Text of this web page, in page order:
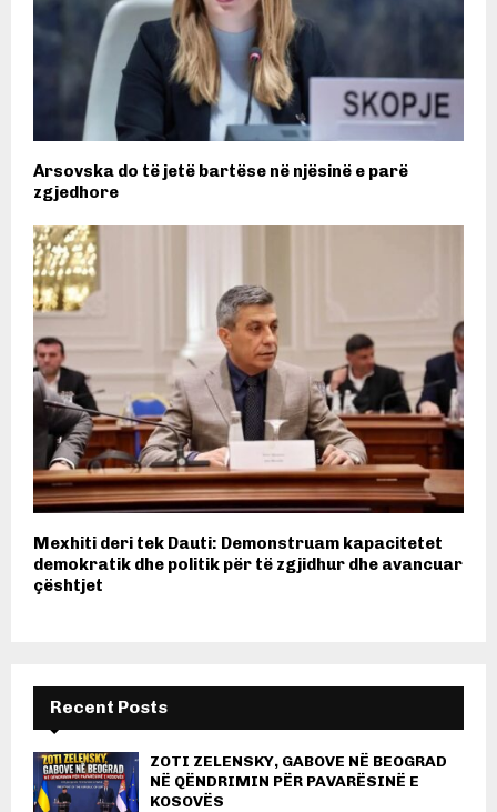
Arsovska do të jetë bartëse në njësinë e parë
zgjedhore
Mexhiti deri tek Dauti: Demonstruam kapacitetet
demokratik dhe politik për të zgjidhur dhe avancuar
çështjet
Recent Posts
ZOTI ZELENSKY, GABOVE NË BEOGRAD
NË QËNDRIMIN PËR PAVARËSINË E
KOSOVËS